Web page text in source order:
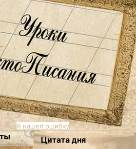
Я нашел ошибку
Цитата дня